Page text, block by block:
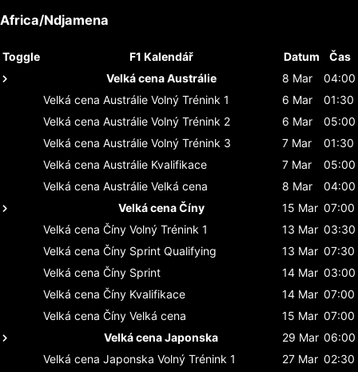
Africa/Ndjamena
Toggle F1 Kalendář Datum
Čas
Velká cena Austrálie
8 Mar
04:00
Velká cena Austrálie Volný Trénink 1 6 Mar
01:30
Velká cena Austrálie Volný Trénink 2 6 Mar
05:00
Velká cena Austrálie Volný Trénink 3 7 Mar
01:30
Velká cena Austrálie Kvalifikace 7 Mar
05:00
Velká cena Austrálie Velká cena 8 Mar
04:00
Velká cena Číny
15 Mar 07:00
Velká cena Číny Volný Trénink 1 13 Mar 03:30
Velká cena Číny Sprint Qualifying 13 Mar 07:30
Velká cena Číny Sprint 14 Mar 03:00
Velká cena Číny Kvalifikace 14 Mar 07:00
Velká cena Číny Velká cena 15 Mar 07:00
Velká cena Japonska
29 Mar 06:00
Velká cena Japonska Volný Trénink 1 27 Mar 02:30